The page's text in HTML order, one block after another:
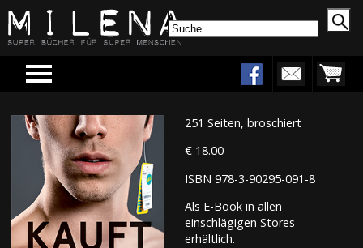
Menu
251 Seiten, broschiert
€ 18.00
ISBN 978-3-90295-091-8
Als E-Book in allen
einschlägigen Stores
erhältlich.